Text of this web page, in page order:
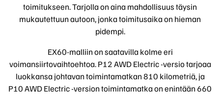
toimitukseen. Tarjolla on aina mahdollisuus täysin
mukautettuun autoon, jonka toimitusaika on hieman
pidempi.
EX60-malliin on saatavilla kolme eri
voimansiirtovaihtoehtoa. P12 AWD Electric -versio tarjoaa
luokkansa johtavan toimintamatkan 810 kilometriä, ja
P10 AWD Electric -version toimintamatka on enintään 660